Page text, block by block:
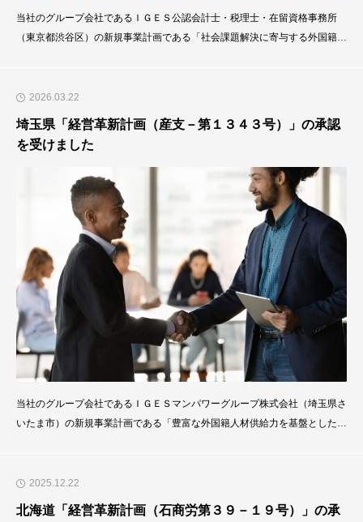
当社のグループ会社であるＩＧＥＳ公認会計士・税理士・在留資格事務所
（東京都渋谷区）の新規事業計画である「社会課題解決に寄与する外国籍住
認を受けました。経営革新計画の効果/成果として、①新規事業計画（案）
の行政機関による客観的な評価/目標設定の定性的な尺度
2026.03.22
埼玉県「経営革新計画（産支－第１３４３号）」の承認
を受けました
当社のグループ会社であるＩＧＥＳマンパワーグループ株式会社（埼玉県さ
いたま市）の新規事業計画である「豊富な外国籍人材供給力を基盤とした事
認を受けました。経営革新計画の効果/成果として、①新規事業計画（案）
の行政機関による客観的な評価/目標設定の定性的な尺
2025.12.22
北海道「経営革新計画（石商労第３９－１９号）」の承